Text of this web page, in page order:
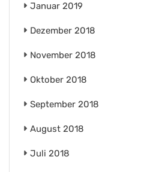
Januar 2019
Dezember 2018
November 2018
Oktober 2018
September 2018
August 2018
Juli 2018